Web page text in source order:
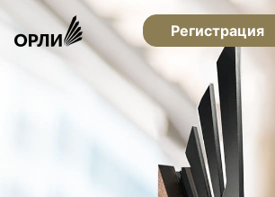
Регистрация